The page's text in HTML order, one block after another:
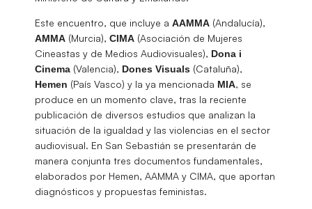
Este encuentro, que incluye a AAMMA (Andalucía),
AMMA (Murcia), CIMA (Asociación de Mujeres
Cineastas y de Medios Audiovisuales), Dona i
Cinema (Valencia), Dones Visuals (Cataluña),
Hemen (País Vasco) y la ya mencionada MIA, se
produce en un momento clave, tras la reciente
publicación de diversos estudios que analizan la
situación de la igualdad y las violencias en el sector
audiovisual. En San Sebastián se presentarán de
manera conjunta tres documentos fundamentales,
elaborados por Hemen, AAMMA y CIMA, que aportan
diagnósticos y propuestas feministas.